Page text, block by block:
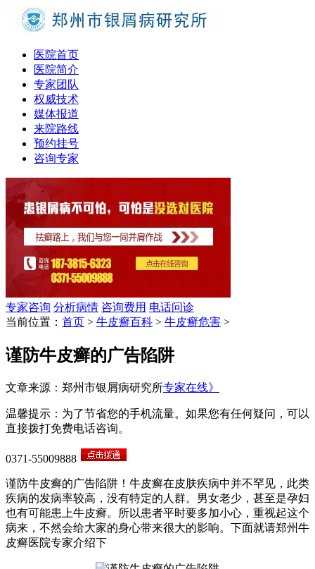
医院首页
医院简介
专家团队
权威技术
媒体报道
来院路线
预约挂号
咨询专家
专家咨询 分析病情 咨询费用 电话问诊
当前位置： 首页 > 牛皮癣百科 > 牛皮癣危害 >
谨防牛皮癣的广告陷阱
文章来源：郑州市银屑病研究所专家在线》
温馨提示：为了节省您的手机流量。如果您有任何疑问，可以
直接拨打免费电话咨询。
0371-55009888
谨防牛皮癣的广告陷阱！牛皮癣在皮肤疾病中并不罕见，此类
疾病的发病率较高，没有特定的人群。男女老少，甚至是孕妇
也有可能患上牛皮癣。所以患者平时要多加小心，重视起这个
病来，不然会给大家的身心带来很大的影响。下面就请郑州牛
皮癣医院专家介绍下